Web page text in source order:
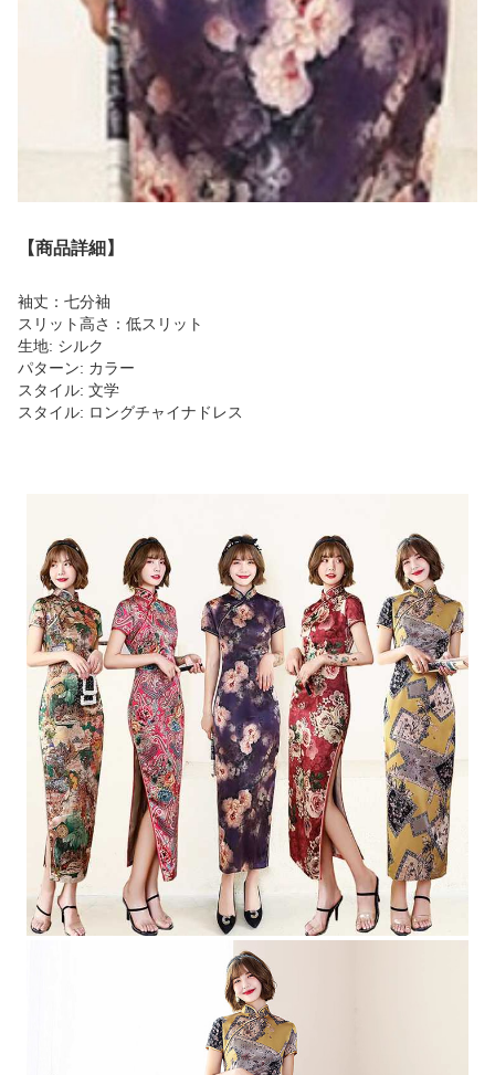
【商品詳細】
袖丈：七分袖
スリット高さ：低スリット
生地: シルク
パターン: カラー
スタイル: 文学
スタイル: ロングチャイナドレス